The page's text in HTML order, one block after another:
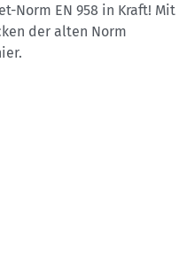
Norm EN 958 in Kraft! Mit
der alten Norm